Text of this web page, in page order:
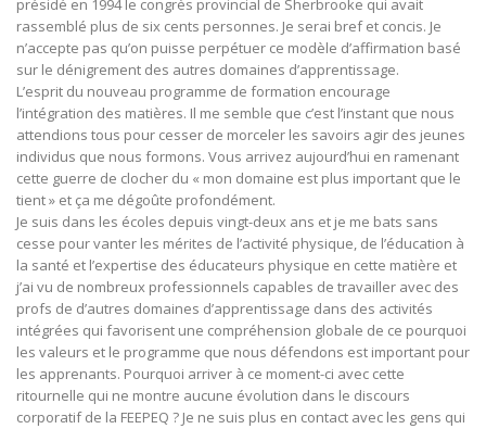
présidé en 1994 le congrès provincial de Sherbrooke qui avait
rassemblé plus de six cents personnes. Je serai bref et concis. Je
n’accepte pas qu’on puisse perpétuer ce modèle d’affirmation basé
sur le dénigrement des autres domaines d’apprentissage.
L’esprit du nouveau programme de formation encourage
l’intégration des matières. Il me semble que c’est l’instant que nous
attendions tous pour cesser de morceler les savoirs agir des jeunes
individus que nous formons. Vous arrivez aujourd’hui en ramenant
cette guerre de clocher du « mon domaine est plus important que le
tient » et ça me dégoûte profondément.
Je suis dans les écoles depuis vingt-deux ans et je me bats sans
cesse pour vanter les mérites de l’activité physique, de l’éducation à
la santé et l’expertise des éducateurs physique en cette matière et
j’ai vu de nombreux professionnels capables de travailler avec des
profs de d’autres domaines d’apprentissage dans des activités
intégrées qui favorisent une compréhension globale de ce pourquoi
les valeurs et le programme que nous défendons est important pour
les apprenants. Pourquoi arriver à ce moment-ci avec cette
ritournelle qui ne montre aucune évolution dans le discours
corporatif de la FEEPEQ ? Je ne suis plus en contact avec les gens qui